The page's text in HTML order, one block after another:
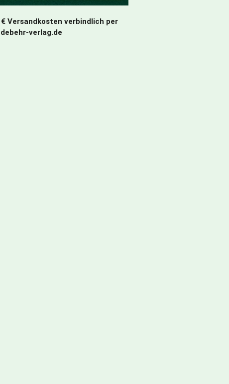
Versandkosten verbindlich per
verlag.de